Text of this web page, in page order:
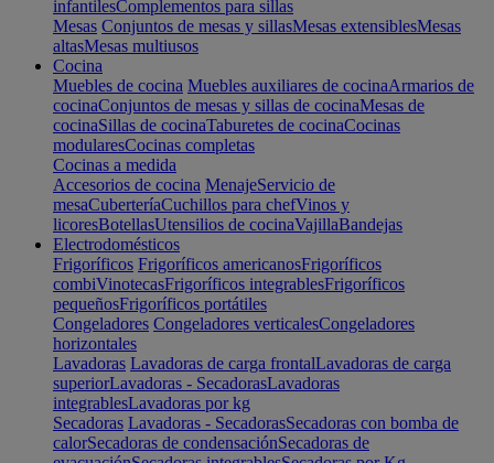
infantilesComplementos para sillas
Mesas Conjuntos de mesas y sillasMesas extensiblesMesas
altasMesas multiusos
Cocina
Muebles de cocina Muebles auxiliares de cocinaArmarios de
cocinaConjuntos de mesas y sillas de cocinaMesas de
cocinaSillas de cocinaTaburetes de cocinaCocinas
modularesCocinas completas
Cocinas a medida
Accesorios de cocina MenajeServicio de
mesaCuberteríaCuchillos para chefVinos y
licoresBotellasUtensilios de cocinaVajillaBandejas
Electrodomésticos
Frigoríficos Frigoríficos americanosFrigoríficos
combiVinotecasFrigoríficos integrablesFrigoríficos
pequeñosFrigoríficos portátiles
Congeladores Congeladores verticalesCongeladores
horizontales
Lavadoras Lavadoras de carga frontalLavadoras de carga
superiorLavadoras - SecadorasLavadoras
integrablesLavadoras por kg
Secadoras Lavadoras - SecadorasSecadoras con bomba de
calorSecadoras de condensaciónSecadoras de